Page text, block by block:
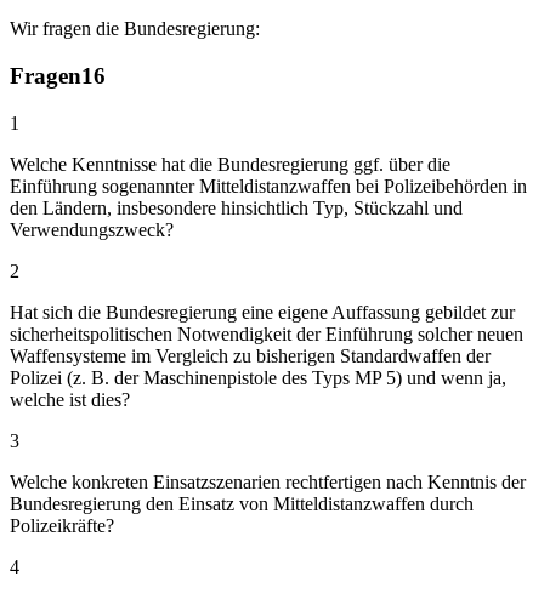
Wir fragen die Bundesregierung:
Fragen16
1
Welche Kenntnisse hat die Bundesregierung ggf. über die
Einführung sogenannter Mitteldistanzwaffen bei Polizeibehörden in
den Ländern, insbesondere hinsichtlich Typ, Stückzahl und
Verwendungszweck?
2
Hat sich die Bundesregierung eine eigene Auffassung gebildet zur
sicherheitspolitischen Notwendigkeit der Einführung solcher neuen
Waffensysteme im Vergleich zu bisherigen Standardwaffen der
Polizei (z. B. der Maschinenpistole des Typs MP 5) und wenn ja,
welche ist dies?
3
Welche konkreten Einsatzszenarien rechtfertigen nach Kenntnis der
Bundesregierung den Einsatz von Mitteldistanzwaffen durch
Polizeikräfte?
4